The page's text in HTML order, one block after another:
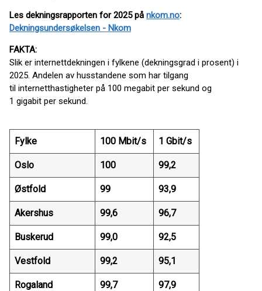
Les dekningsrapporten for 2025 på nkom.no:
Dekningsundersøkelsen - Nkom
FAKTA:
Slik er internettdekningen i fylkene (dekningsgrad i prosent) i
2025. Andelen av husstandene som har tilgang
til internetthastigheter på 100 megabit per sekund og
1 gigabit per sekund.
Fylke 100 Mbit/s 1 Gbit/s
Oslo 100 99,2
Østfold 99 93,9
Akershus 99,6 96,7
Buskerud 99,0 92,5
Vestfold 99,2 95,1
Rogaland 99,7 97,9